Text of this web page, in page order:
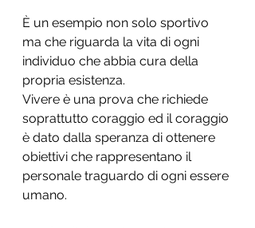
È un esempio non solo sportivo
ma che riguarda la vita di ogni
individuo che abbia cura della
propria esistenza.
Vivere è una prova che richiede
soprattutto coraggio ed il coraggio
è dato dalla speranza di ottenere
obiettivi che rappresentano il
personale traguardo di ogni essere
umano.